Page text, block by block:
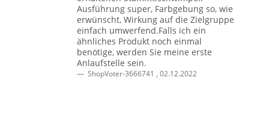
Ausführung super, Farbgebung so, wie
erwünscht, Wirkung auf die Zielgruppe
einfach umwerfend.Falls ich ein
ähnliches Produkt noch einmal
benötige, werden Sie meine erste
Anlaufstelle sein.
ShopVoter-3666741 , 02.12.2022